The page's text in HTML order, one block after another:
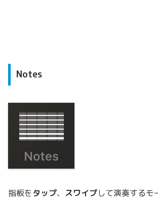
Notes
指板を タップ、 スワイプして演奏するモ